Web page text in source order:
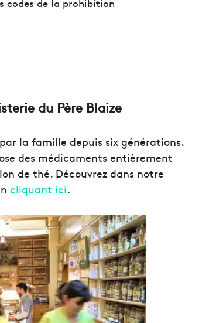
codes de la prohibition
du Père Blaize
la famille depuis six générations.
des médicaments entièrement
de thé. Découvrez dans notre
cliquant ici.